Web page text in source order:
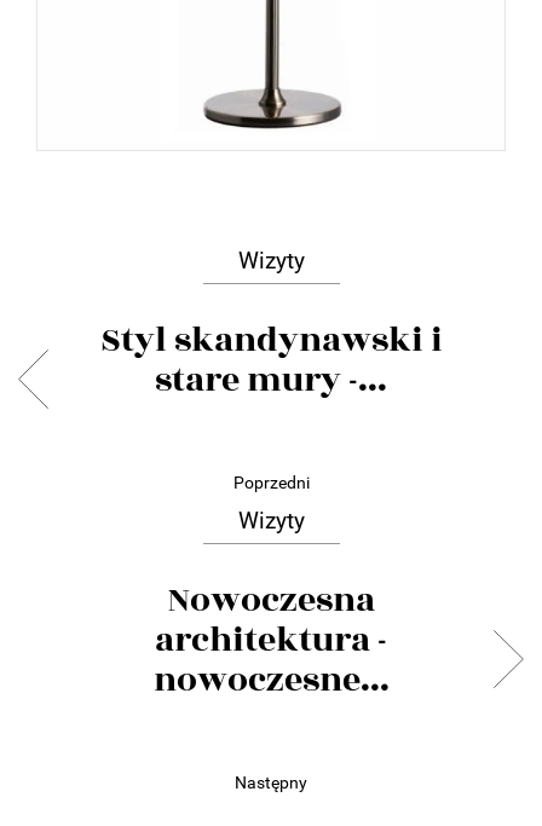
Wizyty
Styl skandynawski i
stare mury -...
Poprzedni
Wizyty
Nowoczesna
architektura -
nowoczesne...
Następny